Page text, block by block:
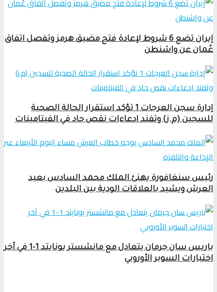
إيران تضع 6 شروط لإعادة فتح مضيق هرمز وتفصل اتفاق
عُمان عن واشنطن
إدارة سجن العرجات 1 تؤكد استقرار الحالة الصحية
للسجين (م.ز) وتفند ادعاءات نقص حاد في الفيتامينات
رئيس سنغافورة يهنئ الملك محمد السادس بعيد
العرش ويشيد بالعلاقات الودية بين البلدين
باريس سان جرمان يتعادل مع مانشستر يونايتد 1-1 في آخر
اختبارات السوبر الأوروبي